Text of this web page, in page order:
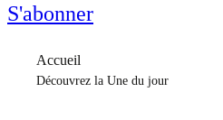
S'abonner
Accueil
Découvrez la Une du jour